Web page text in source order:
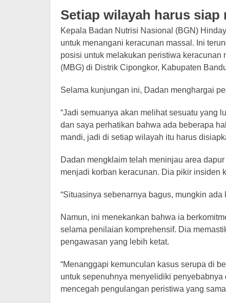
Setiap wilayah harus siap
Kepala Badan Nutrisi Nasional (BGN)
untuk menangani keracunan massal. Ini
posisi untuk melakukan peristiwa
(MBG) di Distrik Cipongkor, Kabupaten
Selama kunjungan ini, Dadan menghargai
“Jadi semuanya akan melihat sesuatu yang
dan saya perhatikan bahwa ada beberapa
mandi, jadi di setiap wilayah itu harus
Dadan mengklaim telah meninjau area
menjadi korban keracunan. Dia pikir insiden
“Situasinya sebenarnya bagus, mungkin ada
Namun, ini menekankan bahwa ia
selama penilaian komprehensif. Dia
pengawasan yang lebih ketat.
“Menanggapi kemunculan kasus serupa di
untuk sepenuhnya menyelidiki
mencegah pengulangan peristiwa yang